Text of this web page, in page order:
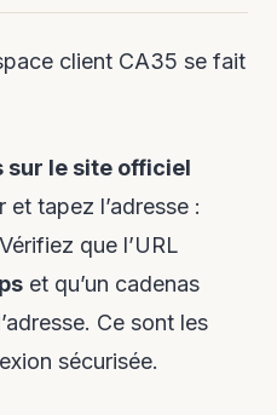
client CA35 se fait
sur le site officiel
tapez l’adresse :
que l’URL
et qu’un cadenas
Ce sont les
sécurisée.